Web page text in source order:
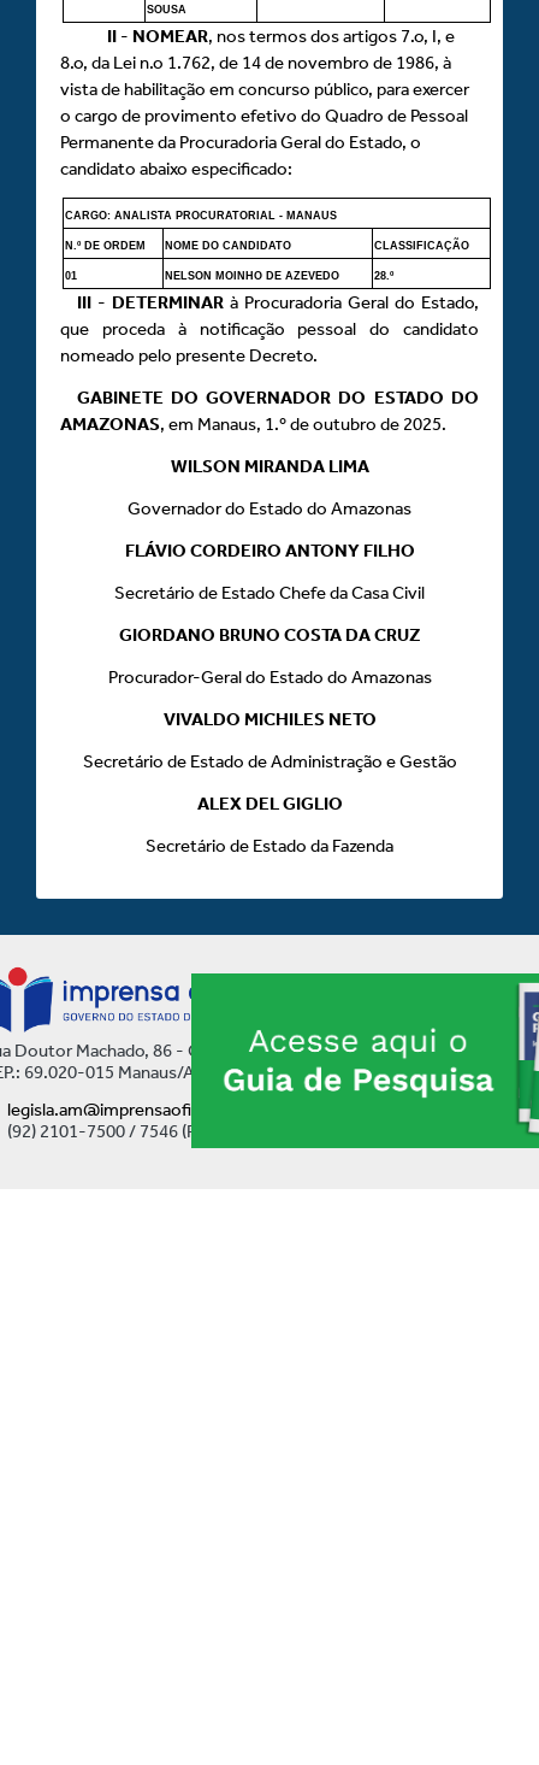
SOUSA
II - NOMEAR, nos termos dos artigos 7.o, I, e
8.o, da Lei n.o 1.762, de 14 de novembro de 1986, à
vista de habilitação em concurso público, para exercer
o cargo de provimento efetivo do Quadro de Pessoal
Permanente da Procuradoria Geral do Estado, o
candidato abaixo especificado:
CARGO: ANALISTA PROCURATORIAL - MANAUS
N.º DE ORDEM NOME DO CANDIDATO CLASSIFICAÇÃO
01 NELSON MOINHO DE AZEVEDO 28.º
III - DETERMINARà Procuradoria Geral do Estado,
que proceda à notificação pessoal do candidato
nomeado pelo presente Decreto.
GABINETE DO GOVERNADOR DO ESTADO DO
AMAZONAS, em Manaus, 1.º de outubro de 2025.
WILSON MIRANDA LIMA
Governador do Estado do Amazonas
FLÁVIO CORDEIRO ANTONY FILHO
Secretário de Estado Chefe da Casa Civil
GIORDANO BRUNO COSTA DA CRUZ
Procurador-Geral do Estado do Amazonas
VIVALDO MICHILES NETO
Secretário de Estado de Administração e Gestão
ALEX DEL GIGLIO
Secretário de Estado da Fazenda
Doutor Machado, 86 - Centro
69.020-015 Manaus/AM
legisla.am@imprensaoficial.am.gov.br
(92) 2101-7500 / 7546 (Ramal)